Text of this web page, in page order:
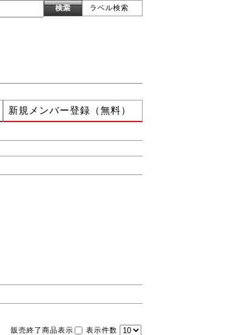
ラベル検索
新規メンバー登録（無料）
販売終了商品表示 表示件数